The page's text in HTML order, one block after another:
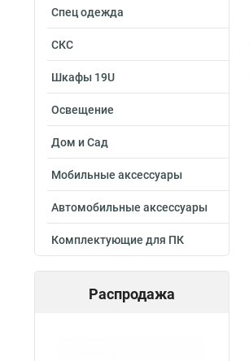
Спец одежда
СКС
Шкафы 19U
Освещение
Дом и Сад
Мобильные аксессуары
Автомобильные аксессуары
Комплектующие для ПК
Распродажа